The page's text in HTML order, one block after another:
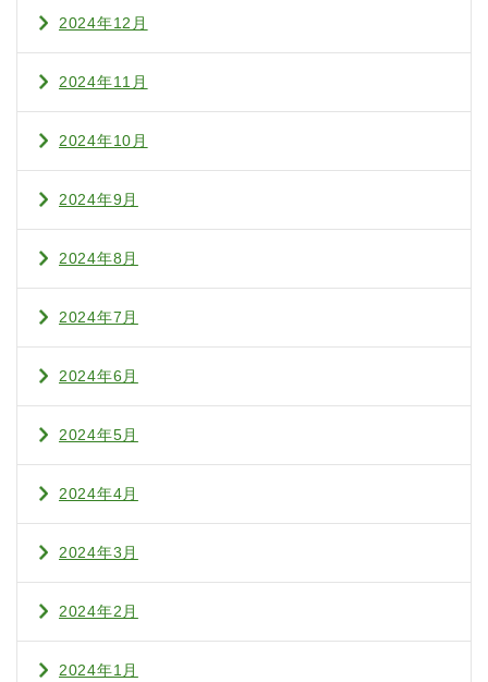
2024年12月
2024年11月
2024年10月
2024年9月
2024年8月
2024年7月
2024年6月
2024年5月
2024年4月
2024年3月
2024年2月
2024年1月